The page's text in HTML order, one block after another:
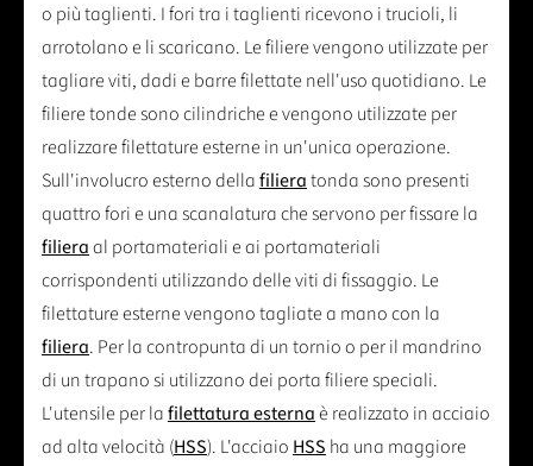
o più taglienti. I fori tra i taglienti ricevono i trucioli, li
arrotolano e li scaricano. Le filiere vengono utilizzate per
tagliare viti, dadi e barre filettate nell'uso quotidiano. Le
filiere tonde sono cilindriche e vengono utilizzate per
realizzare filettature esterne in un'unica operazione.
Sull'involucro esterno dellafilieratonda sono presenti
quattro fori e una scanalatura che servono per fissare la
filieraal portamateriali e ai portamateriali
corrispondenti utilizzando delle viti di fissaggio. Le
filettature esterne vengono tagliate a mano con la
filiera. Per la contropunta di un tornio o per il mandrino
di un trapano si utilizzano dei porta filiere speciali.
L'utensile per lafilettatura esternaè realizzato in acciaio
ad alta velocità (HSS). L'acciaio HSS ha una maggiore